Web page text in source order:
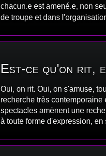
chacun.e est amené.e, non
de troupe et dans
Est-ce qu'on rit,
Oui, on rit. Oui, on s'amuse,
recherche très
spectacles amènent une
à toute forme d'expression, en